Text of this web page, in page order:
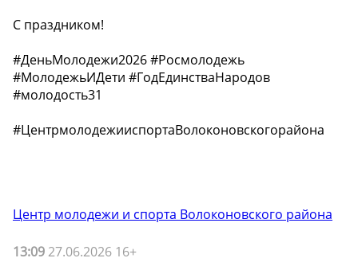
С праздником!
#ДеньМолодежи2026 #Росмолодежь
#МолодежьИДети #ГодЕдинстваНародов
#молодость31
#ЦентрмолодежииспортаВолоконовскогорайона
Центр молодежи и спорта Волоконовского района
13:09 27.06.2026 16+